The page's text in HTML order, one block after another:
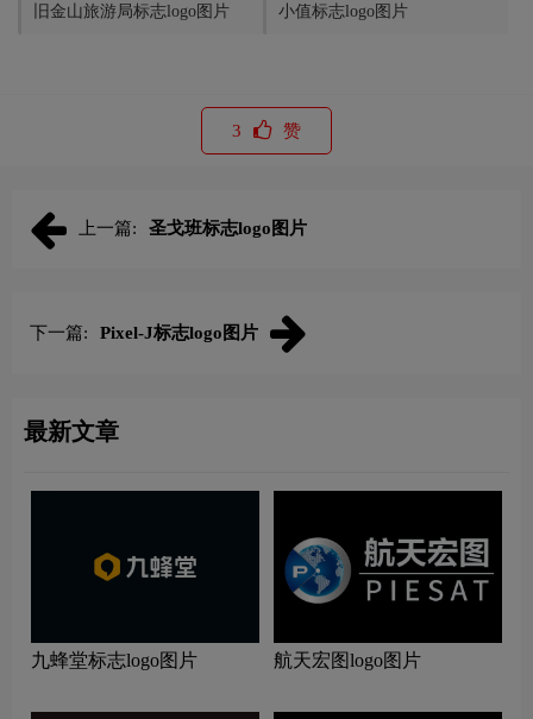
旧金山旅游局标志logo图片 小值标志logo图片
3 赞
上一篇: 圣戈班标志logo图片
下一篇: Pixel-J标志logo图片
最新文章
九蜂堂标志logo图片 航天宏图logo图片